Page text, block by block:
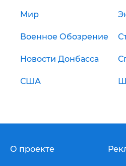
Мир
Военное Обозрение
Новости Донбасса
США
О проекте